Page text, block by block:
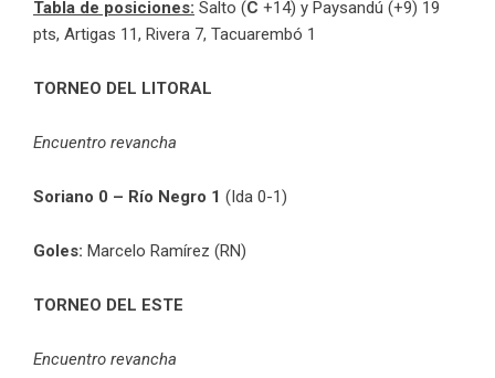
Tabla de posiciones: Salto (C +14) y Paysandú (+9) 19
pts, Artigas 11, Rivera 7, Tacuarembó 1
TORNEO DEL LITORAL
Encuentro revancha
Soriano 0 – Río Negro 1 (Ida 0-1)
Goles: Marcelo Ramírez (RN)
TORNEO DEL ESTE
Encuentro revancha